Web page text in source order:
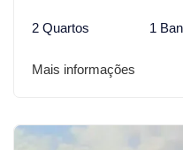
2 Quartos 1
Mais informações